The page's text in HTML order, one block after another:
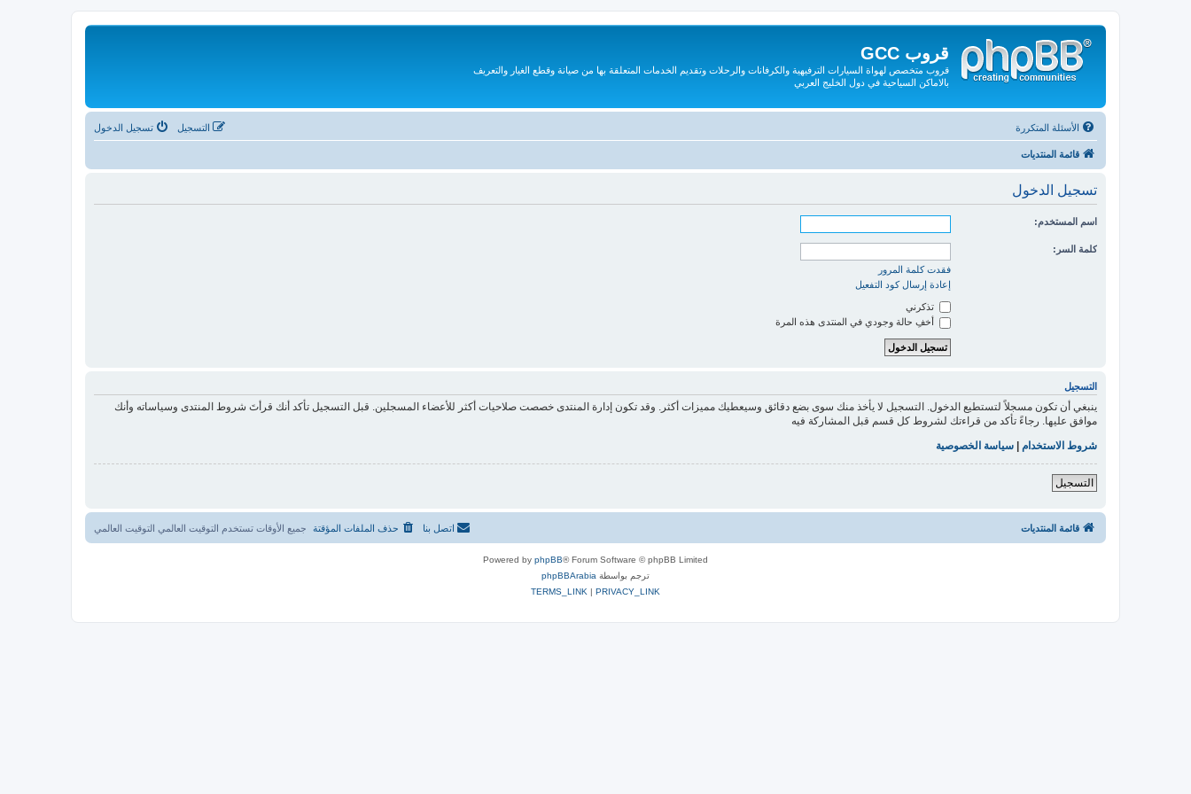
قروب GCC
قروب متخصص لهواة السيارات الترفيهية والكرفانات والرحلات وتقديم الخدمات المتعلقة بها من صيانة وقطع الغيار والتعريف
بالاماكن السياحية في دول الخليج العربي
الأسئلة المتكررة تسجيل الدخول التسجيل
قائمة المنتديات
تسجيل الدخول
اسم المستخدم:
كلمة السر:
فقدت كلمة المرور
إعادة إرسال كود التفعيل
تذكرني
أخفِ حالة وجودي في المنتدى هذه المرة
التسجيل
ينبغي أن تكون مسجلاً لتستطيع الدخول. التسجيل لا يأخذ منك سوى بضع دقائق وسيعطيك مميزات أكثر. وقد تكون إدارة المنتدى خصصت صلاحيات أكثر للأعضاء المسجلين. قبل التسجيل تأكد أنك قرأتَ شروط المنتدى وسياساته وأنك
موافق عليها. رجاءً تأكد من قراءتك لشروط كل قسم قبل المشاركة فيه
شروط الاستخدام
سياسة الخصوصية
التسجيل
قائمة المنتديات جميع الأوقات تستخدم التوقيت العالمي التوقيت العالمي حذف الملفات المؤقتة اتصل بنا
Powered by phpBB® Forum Software © phpBB Limited
ترجم بواسطة phpBBArabia
PRIVACY_LINK
|
TERMS_LINK